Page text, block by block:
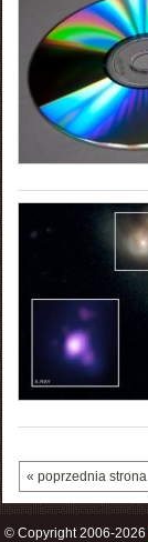
« poprzednia strona
© Copyright 2006-2026